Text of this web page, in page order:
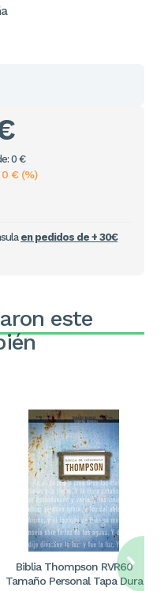
0 €
€ (%)
en pedidos de + 30€
este
Biblia Thompson RVR60
Tamaño Personal Tapa Dura